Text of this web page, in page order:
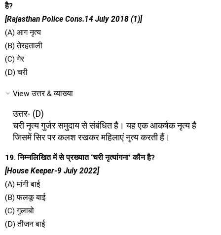
है?
[Rajasthan Police Cons.14 July 2018 (1)]
(A) आग नृत्य
(B) तेरहताली
(C) गेर
(D) चरी
View उत्तर & व्याख्या
उत्तर- (D)
चरी नृत्य गुर्जर समुदाय से संबंधित है। यह एक आकर्षक नृत्य है
जिसमें सिर पर कलश रखकर महिलाएं नृत्य करती हैं।
19. निम्नलिखित में से प्रख्यात ‘चरी नृत्यांगना’ कौन है?
[House Keeper-9 July 2022]
(A) मांगी बाई
(B) फलकू बाई
(C) गुलाबो
(D) तीजन बाई